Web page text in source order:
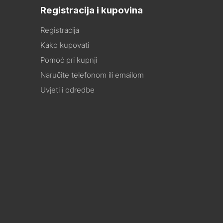
Registracija i kupovina
Registracija
Kako kupovati
Pomoć pri kupnji
Naručite telefonom ili emailom
Uvjeti i odredbe